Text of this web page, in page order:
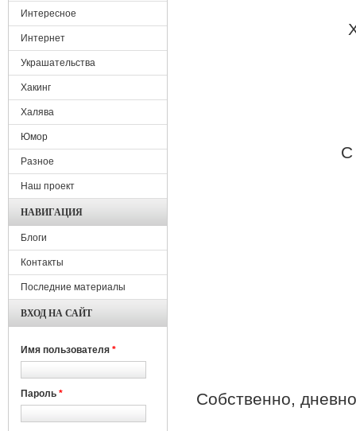
С
Собственно,
Интересное
Интернет
Украшательства
Хакинг
Халява
Юмор
Разное
Наш проект
НАВИГАЦИЯ
Блоги
Контакты
Последние материалы
ВХОД НА САЙТ
Имя пользователя *
Пароль *